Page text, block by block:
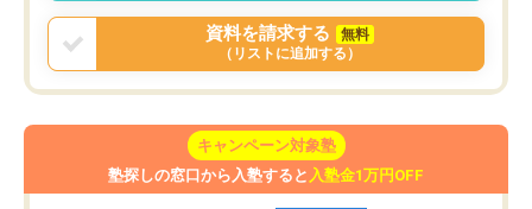
資料を請求する
無料
（リストに追加する）
キャンペーン対象塾
塾探しの窓口から入塾すると 入塾金1万円OFF